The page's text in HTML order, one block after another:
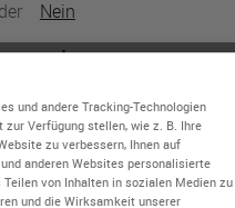
Nein
by
Multi-omics:
und andere Tracking-Technologien
Verfügung stellen, wie z. B. Ihre
zu verbessern, Ihnen auf
anderen Websites personalisierte
von Inhalten in sozialen Medien zu
und die Wirksamkeit unserer